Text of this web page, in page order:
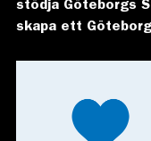
stödja Göteborgs
skapa ett Göteborg